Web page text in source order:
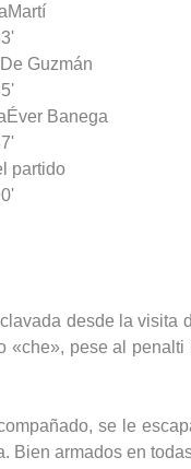
Martí
De Guzmán
Éver Banega
partido
desde la
pese al
se le
armados en